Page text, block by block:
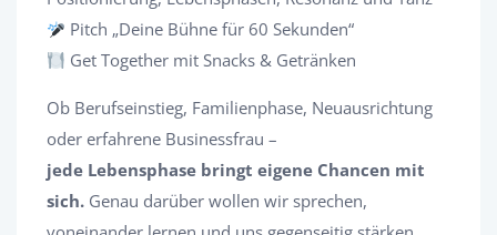
Pitch „Deine Bühne für 60 Sekunden“
Get Together mit Snacks & Getränken
Ob Berufseinstieg, Familienphase, Neuausrichtung
oder erfahrene Businessfrau –
jede Lebensphase bringt eigene Chancen mit
sich. Genau darüber wollen wir sprechen,